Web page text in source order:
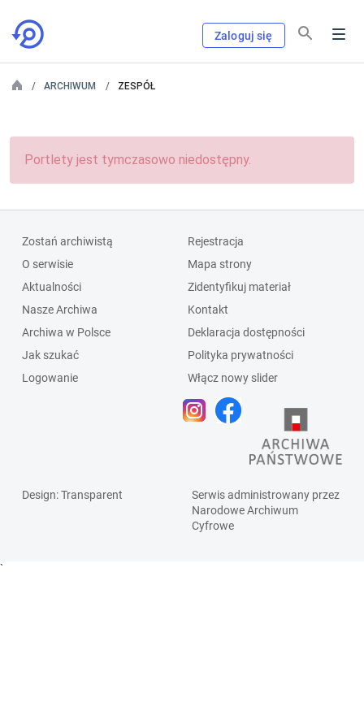
Zaloguj się
ARCHIWUM ZESPÓŁ
Portlety jest tymczasowo niedostępny.
Zostań archiwistą
O serwisie
Aktualności
Nasze Archiwa
Archiwa w Polsce
Jak szukać
Logowanie
Rejestracja
Mapa strony
Zidentyfikuj materiał
Kontakt
Deklaracja dostępności
Polityka prywatności
Włącz nowy slider
Design: Transparent
Serwis administrowany przez
Narodowe Archiwum
Cyfrowe
`